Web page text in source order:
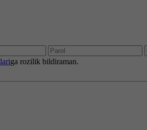
ga rozilik bildiraman.